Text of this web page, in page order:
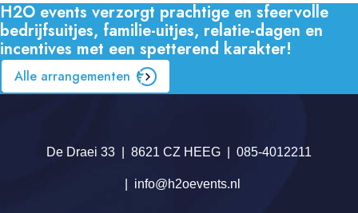
H2O events verzorgt prachtige en sfeervolle
bedrijfsuitjes, familie-uitjes, relatie-dagen en
incentives met een spetterend karakter!
Alle arrangementen
De Draei 33 8621 CZ HEEG 085-4012211
info@h2oevents.nl